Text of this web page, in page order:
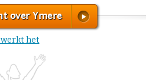
over Ymere
werkt het